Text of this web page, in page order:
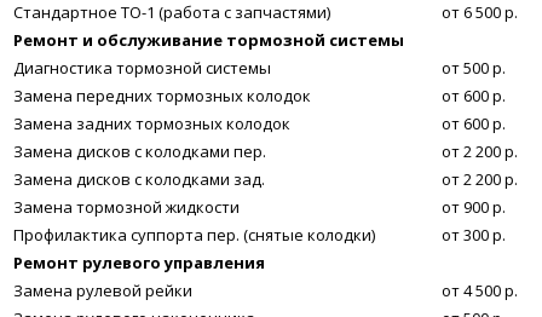
Стандартное ТО-1 (работа с запчастями)
от 6 500 р.
Ремонт и обслуживание тормозной системы
Диагностика тормозной системы
от 500 р.
Замена передних тормозных колодок
от 600 р.
Замена задних тормозных колодок
от 600 р.
Замена дисков с колодками пер.
от 2 200 р.
Замена дисков с колодками зад.
от 2 200 р.
Замена тормозной жидкости
от 900 р.
Профилактика суппорта пер. (снятые колодки)
от 300 р.
Ремонт рулевого управления
Замена рулевой рейки
от 4 500 р.